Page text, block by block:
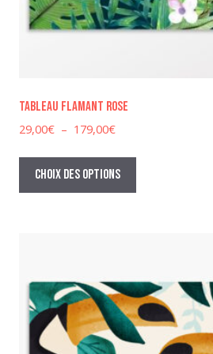
Tableau flamant rose
29,00€ – 179,00€Plage
prix :
29,00€
à
Choix des options
Ce
a
peuvent
être
choisies
sur